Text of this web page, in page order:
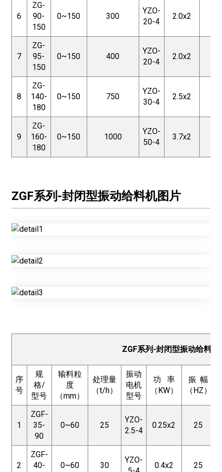
6
ZG-
90-
150
0~150 300
YZO-
20-4
2.0x2
7
ZG-
95-
150
0~150 400
YZO-
20-4
2.0x2
8
ZG-
140-
180
0~150 750
YZO-
30-4
2.5x2
9
ZG-
160-
180
0~150 1000
YZO-
50-4
3.7x2
ZGF系列-封闭型振动给料机图片
ZGF系列-封闭型振动给料机
序
号
规
格/
型号
输料粒
度
（mm）
处理量
（t/h）
振动
电机
型号
功 率
（KW）
振 幅
（HZ）
1
ZGF-
35-
90
0~60 25
YZO-
2.5-4
0.25x2 25
2
ZGF-
40-
0~60 30
YZO-
0.4x2 25